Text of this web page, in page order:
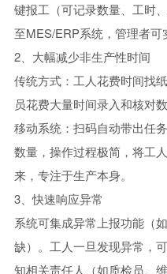
键报工（可记录数量、工时
至MES/ERP系统，管理者可
2、大幅减少非生产性时间
传统方式：工人花费时间找
员花费大量时间录入和核对数
移动系统：扫码自动带出任
数量，操作过程极简，将工
来，专注于生产本身。
3、快速响应异常
系统可集成异常上报功能（
缺）。工人一旦发现异常，
知相关责任人（如质检员、